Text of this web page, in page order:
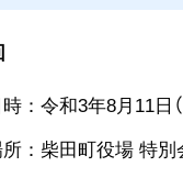
時：令和3年8月11日
：柴田町役場 特別